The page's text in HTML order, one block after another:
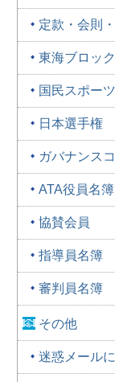
定款・会則
東海ブロッ
国民スポー
日本選手権
ガバナンス
ATA役員名簿
協賛会員
指導員名簿
審判員名簿
その他
迷惑メール